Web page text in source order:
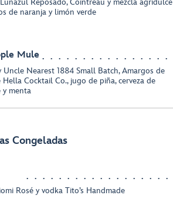
Reposado, Cointreau y mezcla agridulce
de naranja y limón verde
Mule
Uncle Nearest 1884 Small Batch, Amargos de
Hella Cocktail Co., jugo de piña, cerveza de
y menta
Congeladas
Rosé y vodka Tito’s Handmade